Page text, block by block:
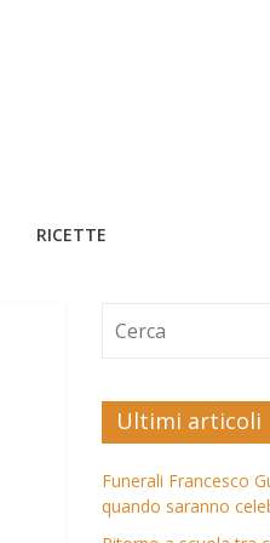
RICETTE
Ultimi articoli
Funerali Francesco
quando saranno